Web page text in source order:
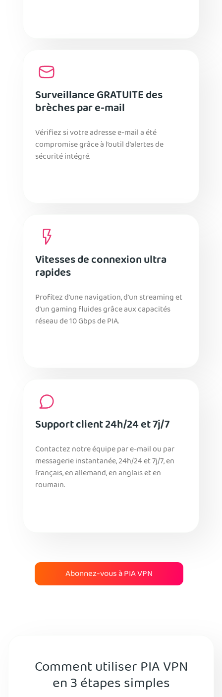
Surveillance GRATUITE des
brèches par e-mail
Vérifiez si votre adresse e-mail a été
compromise grâce à l’outil d’alertes de
sécurité intégré.
Vitesses de connexion ultra
rapides
Profitez d'une navigation, d'un streaming et
d'un gaming fluides grâce aux capacités
réseau de 10 Gbps de PIA.
Support client 24h/24 et 7j/7
Contactez notre équipe par e-mail ou par
messagerie instantanée, 24h/24 et 7j/7, en
français, en allemand, en anglais et en
roumain.
Abonnez-vous à PIA VPN
Comment utiliser PIA VPN
en 3 étapes simples